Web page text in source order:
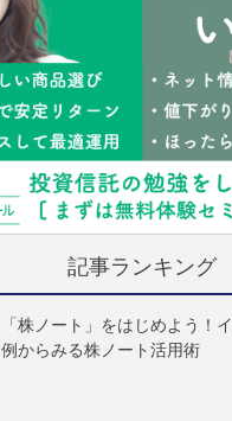
記事ランキング
「株ノート」をはじめよう！
例からみる株ノート活用術